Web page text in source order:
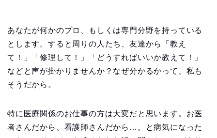
あなたが何かのプロ、もしくは専門分野を持っている
とします。すると周りの人たち、友達から「教え
て！」「修理して！」「どうすればいいか教えて！」
などと声が掛かりませんか？なぜ分かるかって、私も
そうだから。
特に医療関係のお仕事の方は大変だと思います。お医
者さんだから、看護師さんだから…。と病気になった